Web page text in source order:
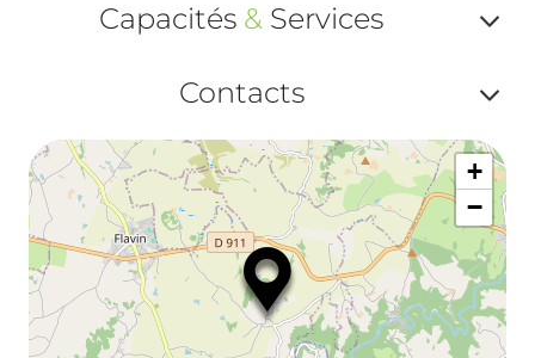
ou
Capacités & Services
ou
Contacts
ou
+
−